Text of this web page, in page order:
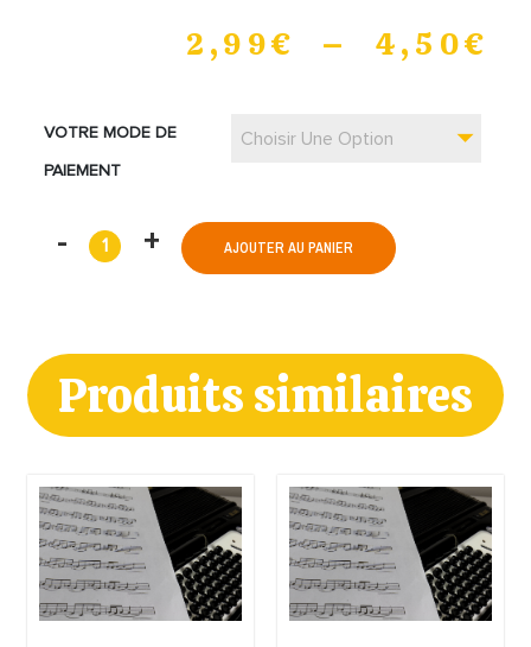
2,99€ – 4,50€
VOTRE MODE DE
PAIEMENT
Choisir Une Option
AJOUTER AU PANIER
Produits similaires